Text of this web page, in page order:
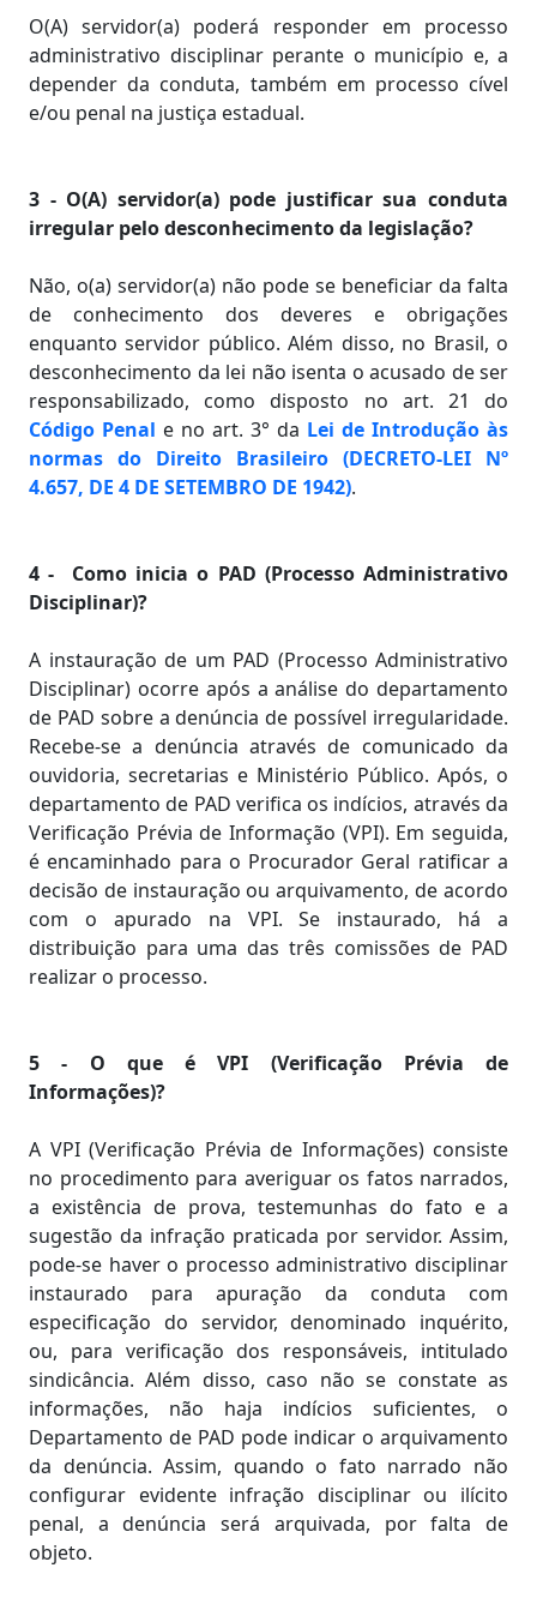
O(A) servidor(a) poderá responder em processo
administrativo disciplinar perante o município e, a
depender da conduta, também em processo cível
e/ou penal na justiça estadual.
3 - O(A) servidor(a) pode justificar sua conduta
irregular pelo desconhecimento da legislação?
Não, o(a) servidor(a) não pode se beneficiar da falta
de conhecimento dos deveres e obrigações
enquanto servidor público. Além disso, no Brasil, o
desconhecimento da lei não isenta o acusado de ser
responsabilizado, como disposto no art. 21 do
Código Penal e no art. 3° da Lei de Introdução às
normas do Direito Brasileiro (DECRETO-LEI Nº
4.657, DE 4 DE SETEMBRO DE 1942).
4 - Como inicia o PAD (Processo Administrativo
Disciplinar)?
A instauração de um PAD (Processo Administrativo
Disciplinar) ocorre após a análise do departamento
de PAD sobre a denúncia de possível irregularidade.
Recebe-se a denúncia através de comunicado da
ouvidoria, secretarias e Ministério Público. Após, o
departamento de PAD verifica os indícios, através da
Verificação Prévia de Informação (VPI). Em seguida,
é encaminhado para o Procurador Geral ratificar a
decisão de instauração ou arquivamento, de acordo
com o apurado na VPI. Se instaurado, há a
distribuição para uma das três comissões de PAD
realizar o processo.
5 - O que é VPI (Verificação Prévia de
Informações)?
A VPI (Verificação Prévia de Informações) consiste
no procedimento para averiguar os fatos narrados,
a existência de prova, testemunhas do fato e a
sugestão da infração praticada por servidor. Assim,
pode-se haver o processo administrativo disciplinar
instaurado para apuração da conduta com
especificação do servidor, denominado inquérito,
ou, para verificação dos responsáveis, intitulado
sindicância. Além disso, caso não se constate as
informações, não haja indícios suficientes, o
Departamento de PAD pode indicar o arquivamento
da denúncia. Assim, quando o fato narrado não
configurar evidente infração disciplinar ou ilícito
penal, a denúncia será arquivada, por falta de
objeto.